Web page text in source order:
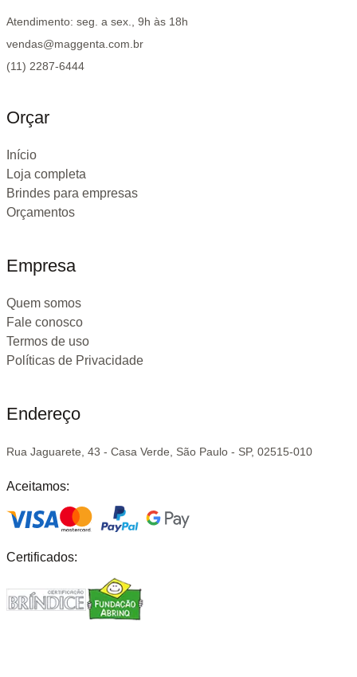
Atendimento: seg. a sex., 9h às 18h
vendas@maggenta.com.br
(11) 2287-6444
Orçar
Início
Loja completa
Brindes para empresas
Orçamentos
Empresa
Quem somos
Fale conosco
Termos de uso
Políticas de Privacidade
Endereço
Rua Jaguarete, 43 - Casa Verde, São Paulo - SP, 02515-010
Aceitamos:
Certificados: